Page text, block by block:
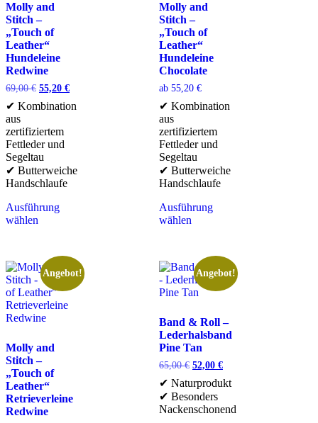
Molly and
Stitch –
„Touch of
Leather“
Hundeleine
Redwine
69,00€ 55,20 €
✔ Kombination
aus
zertifiziertem
Fettleder und
Segeltau
✔ Butterweiche
Handschlaufe
Ausführung
wählen
Molly and
Stitch –
„Touch of
Leather“
Hundeleine
Chocolate
ab 55,20 €
✔ Kombination
aus
zertifiziertem
Fettleder und
Segeltau
✔ Butterweiche
Handschlaufe
Ausführung
wählen
Angebot!
Molly and
Stitch –
„Touch of
Leather“
Retrieverleine
Redwine
Angebot!
Band & Roll –
Lederhalsband
Pine Tan
65,00€ 52,00 €
✔ Naturprodukt
✔ Besonders
Nackenschonend